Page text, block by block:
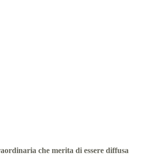
che merita di essere diffusa